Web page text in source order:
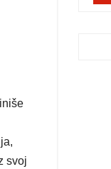
svoj